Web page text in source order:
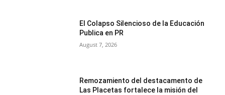
El Colapso Silencioso de la Educación
Publica en PR
August 7, 2026
Remozamiento del destacamento de
Las Placetas fortalece la misión del